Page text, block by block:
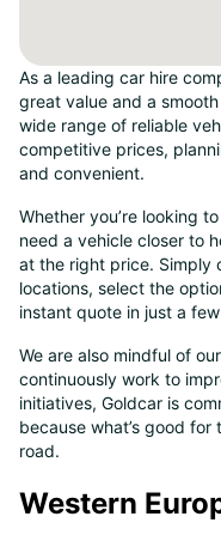
As a leading car hire
great value and a
wide range of reliable
competitive prices,
and convenient.
Whether you’re looking
need a vehicle closer to
at the right price. Simply
locations, select the
instant quote in just a
We are also mindful of
continuously work to
initiatives, Goldcar is
because what’s good
road.
Western